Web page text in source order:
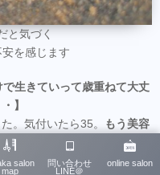
と気づく
を感じます
で生きていって歳重ねて大丈
】
。気付いたら35。
もう美容
生はきてしまいました。
salon
map
問い合わせ
LINE＠
online salon